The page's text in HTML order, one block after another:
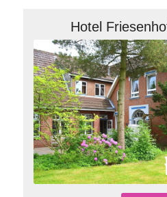
Hotel